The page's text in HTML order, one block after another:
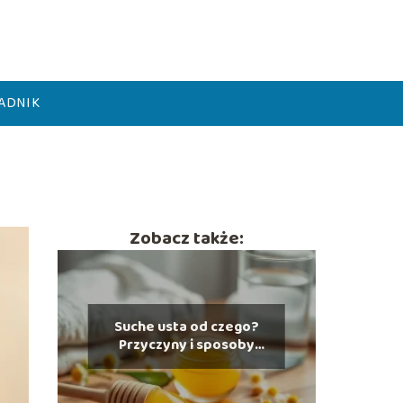
Zobacz także:
Suche usta od czego?
Przyczyny i sposoby
leczenia